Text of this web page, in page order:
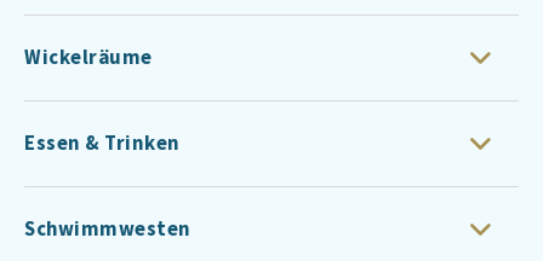
Wickelräume
Essen & Trinken
Schwimmwesten